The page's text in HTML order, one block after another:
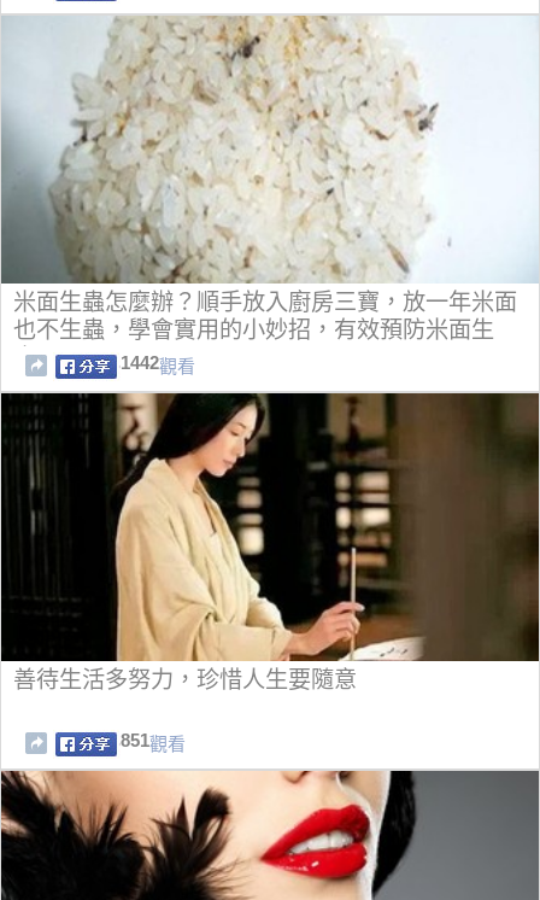
米面生蟲怎麼辦？順手放入廚房三寶，放一年米面
也不生蟲，學會實用的小妙招，有效預防米面生
蟲！
1442觀看
善待生活多努力，珍惜人生要隨意
851觀看